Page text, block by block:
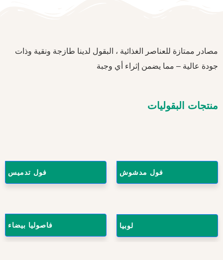
مصادر ممتازة للعناصر الغذائية ، البقول لدينا طازجة ونقية وذات
جودة عالية – مما يضمن إثراء أي وجبة
منتجات البقوليات
فول تدميس فول مدشوش
فاصوليا بيضاء لوبيا